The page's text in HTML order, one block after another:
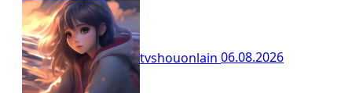
tvshouonlain 06.08.2026